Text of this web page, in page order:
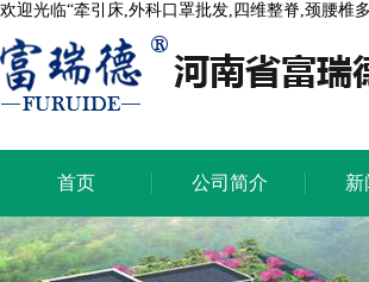
欢迎光临“牵引床,外科口罩批发,四维整脊,颈腰椎
首页
首页
公司简介
公司简介
新